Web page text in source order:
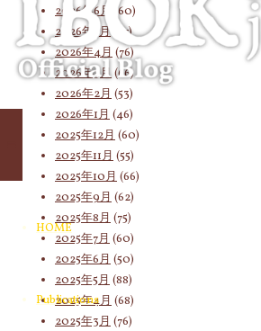
索
対
HOME
Publications
2026年6月
(60)
2026年5月(67)
2026年4月 (76)
2026年3月 (66)
2026年2月 (53)
2026年1月 (46)
2025年12月 (60)
2025年11月 (55)
2025年10月 (66)
2025年9月 (62)
2025年8月 (75)
2025年7月 (60)
2025年6月 (50)
2025年5月 (88)
2025年4月 (68)
2025年3月 (76)